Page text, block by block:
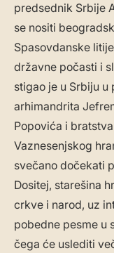
predsednik Srbije
se nositi
Spasovdanske
državne počasti i
stigao je u Srbiju u
arhimandrita
Popovića i
Vaznesenjskog
svečano dočekati
Dositej, starešina
crkve i narod, uz
pobedne pesme u
čega će uslediti